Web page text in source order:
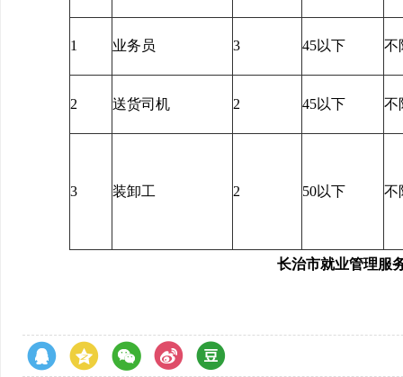
1 业务员 3 45以下 不
2 送货司机 2 45以下 不
3 装卸工 2 50以下 不
长治市就业管